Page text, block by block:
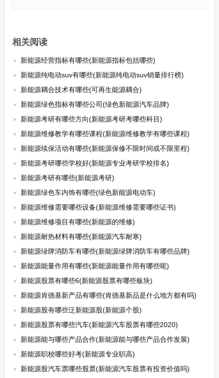
相关阅读
新能源经营指标有哪些(新能源指标包括哪些)
新能源纯电动suv有哪些(新能源纯电动suv销量排行榜)
新能源耦合技术有哪些(可再生能源耦合)
新能源绿色指标有哪些公司(绿色新能源汽车品牌)
新能源考研有哪些方向(新能源考研考哪些科目)
新能源维修教学有哪些课程(新能源维修教学有哪些课程)
新能源续保活动有哪些(新能源保修不限时间或不限里程)
新能源考研哪些学校好(新能源专业考研学校排名)
新能源考研有哪些(新能源考研)
新能源绿色车内饰有哪些(绿色新能源电动车)
新能源维修需要哪些设备(新能源维修需要哪些证书)
新能源维修项目有哪些(新能源的维修)
新能源耐热材料有哪些(新能源汽车耐寒)
新能源绿牌消防车有哪些(新能源绿牌消防车有哪些品牌)
新能源能量作用有哪些(新能源能量作用有哪些呢)
新能源股票有哪些6(新能源股票有哪些板块)
新能源肯德基新产品有哪些(肯德基新品是什么地方都有吗)
新能源股有哪些泛新能源股(新能源个股)
新能源股票有哪些汽车(新能源汽车股票有哪些2020)
新能源能与哪些产品合作(新能源能与哪些产品合作发展)
新能源职校哪些好考(新能源专业职高)
新能源股汽车票哪些股票(新能源汽车股票有投资价值吗)